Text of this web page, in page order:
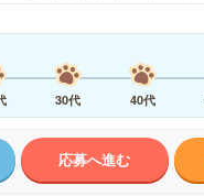
30代 40代
応募へ進む